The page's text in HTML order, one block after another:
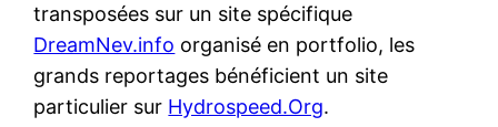
transposées sur un site spécifique
DreamNev.info organisé en portfolio, les
grands reportages bénéficient un site
particulier sur Hydrospeed.Org.